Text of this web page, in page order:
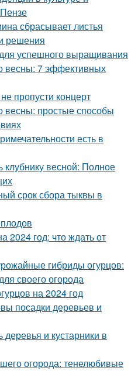
сбрасывает листья
решения
успешного выращивания
весны: 7 эффективных
пропусти концерт
весны: простые способы
есть в
клубнику весной: Полное
срок сбора тыквы в
2024 год: что ждать от
гибриды огурцов:
своего огорода
на 2024 год
посадки деревьев и
и кустарники в
огорода: тенелюбивые